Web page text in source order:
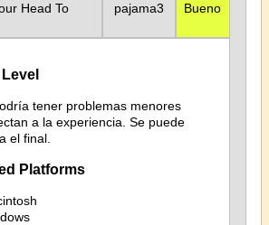
Head To
pajama3 Bueno
tener problemas menores
a la experiencia. Se puede
el final.
Platforms